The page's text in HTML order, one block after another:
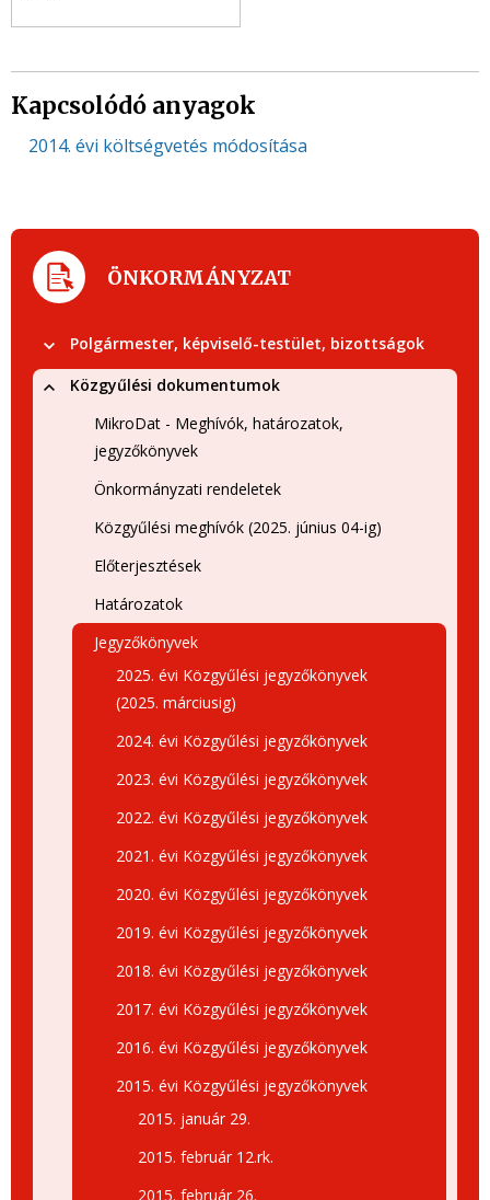
Kapcsolódó anyagok
2014. évi költségvetés módosítása
ÖNKORMÁNYZAT
Polgármester, képviselő-testület, bizottságok
Közgyűlési dokumentumok
MikroDat - Meghívók, határozatok,
jegyzőkönyvek
Önkormányzati rendeletek
Közgyűlési meghívók (2025. június 04-ig)
Előterjesztések
Határozatok
Jegyzőkönyvek
2025. évi Közgyűlési jegyzőkönyvek
(2025. márciusig)
2024. évi Közgyűlési jegyzőkönyvek
2023. évi Közgyűlési jegyzőkönyvek
2022. évi Közgyűlési jegyzőkönyvek
2021. évi Közgyűlési jegyzőkönyvek
2020. évi Közgyűlési jegyzőkönyvek
2019. évi Közgyűlési jegyzőkönyvek
2018. évi Közgyűlési jegyzőkönyvek
2017. évi Közgyűlési jegyzőkönyvek
2016. évi Közgyűlési jegyzőkönyvek
2015. évi Közgyűlési jegyzőkönyvek
2015. január 29.
2015. február 12.rk.
2015. február 26.